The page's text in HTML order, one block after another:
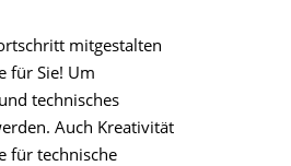
mitgestalten
für Sie! Um
technisches
Auch Kreativität
für technische